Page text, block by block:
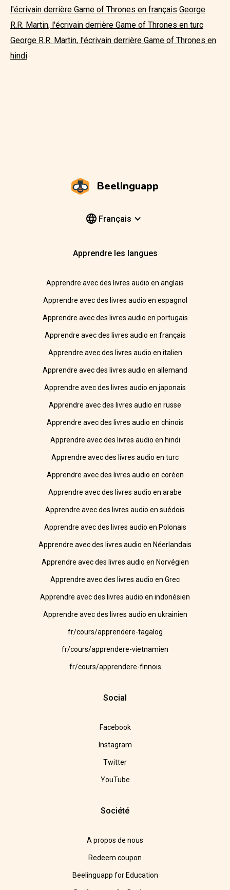
l'écrivain derrière Game of Thrones en français George
R.R. Martin, l'écrivain derrière Game of Thrones en turc
George R.R. Martin, l'écrivain derrière Game of Thrones en
hindi
Beelinguapp
Français
Apprendre les langues
Apprendre avec des livres audio en anglais
Apprendre avec des livres audio en espagnol
Apprendre avec des livres audio en portugais
Apprendre avec des livres audio en français
Apprendre avec des livres audio en italien
Apprendre avec des livres audio en allemand
Apprendre avec des livres audio en japonais
Apprendre avec des livres audio en russe
Apprendre avec des livres audio en chinois
Apprendre avec des livres audio en hindi
Apprendre avec des livres audio en turc
Apprendre avec des livres audio en coréen
Apprendre avec des livres audio en arabe
Apprendre avec des livres audio en suédois
Apprendre avec des livres audio en Polonais
Apprendre avec des livres audio en Néerlandais
Apprendre avec des livres audio en Norvégien
Apprendre avec des livres audio en Grec
Apprendre avec des livres audio en indonésien
Apprendre avec des livres audio en ukrainien
fr/cours/apprendere-tagalog
fr/cours/apprendere-vietnamien
fr/cours/apprendere-finnois
Social
Facebook
Instagram
Twitter
YouTube
Société
A propos de nous
Redeem coupon
Beelinguapp for Education